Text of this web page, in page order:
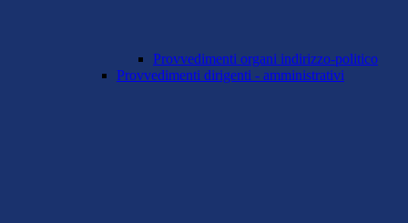
Provvedimenti organi indirizzo-politico
Provvedimenti dirigenti - amministrativi